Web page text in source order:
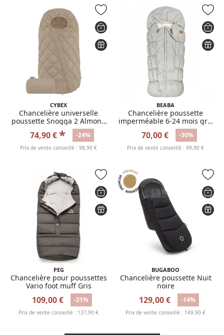
CYBEX
Chancelière universelle
poussette Snogga 2 Almond
Beige
74,90 €* -24%
Prix de vente conseillé : 98,90 €
BEABA
Chancelière poussette
imperméable 6-24 mois gris
70,00 € -30%
Prix de vente conseillé : 99,90 €
PEG
Chancelière pour poussettes
Vario foot muff Gris
109,00 € -21%
Prix de vente conseillé : 137,90 €
BUGABOO
Chancelière poussette Nuit
noire
129,00 € -14%
Prix de vente conseillé : 149,90 €